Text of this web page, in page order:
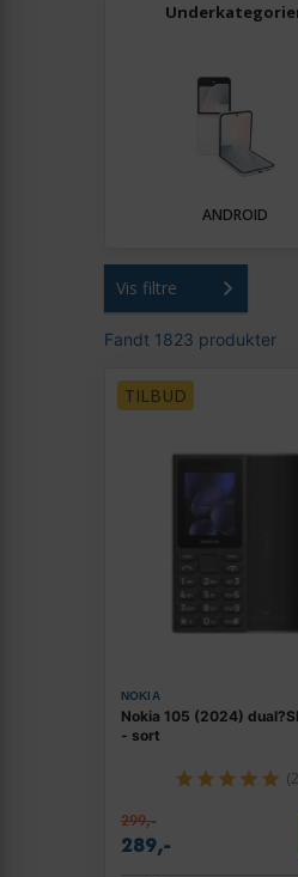
ANDROID
Vis filtre
Fandt 1823 produkter
TILBUD
NOKIA
Nokia 105 (2024)
- sort
299,-
289,-